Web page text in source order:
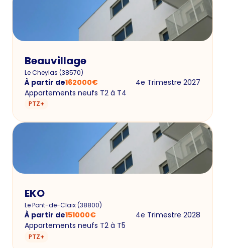
Beauvillage
Le Cheylas (38570)
À partir de162000€
4e Trimestre 2027
Appartements neufs T2 à T4
PTZ+
EKO
Le Pont-de-Claix(38800)
À partir de151000€
4e Trimestre 2028
Appartements neufs T2 à T5
PTZ+